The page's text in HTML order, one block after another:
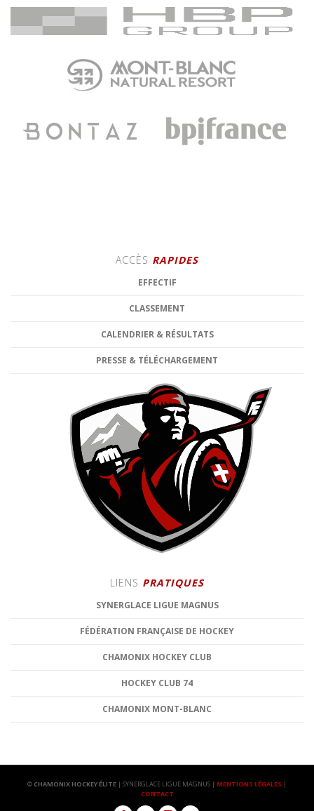
ACCÈS RAPIDES
EFFECTIF
CLASSEMENT
CALENDRIER & RÉSULTATS
PRESSE & TÉLÉCHARGEMENT
LIENS PRATIQUES
SYNERGLACE LIGUE MAGNUS
FÉDÉRATION FRANÇAISE DE HOCKEY
CHAMONIX HOCKEY CLUB
HOCKEY CLUB 74
CHAMONIX MONT-BLANC
© CHAMONIX HOCKEY ÉLITE | SYNERGLACE LIGUE MAGNUS | MENTIONS LÉGALES |
CONTACT